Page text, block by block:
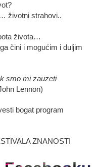
životni strahovi..
života…
čini i mogućim i duljim
smo mi zauzeti
Lennon)
bogat program
ZNANOSTI